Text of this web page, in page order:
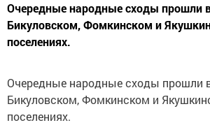
Очередные народные сходы прошли
Бикуловском, Фомкинском и
поселениях.
Очередные народные сходы прошли
Бикуловском, Фомкинском и
поселениях.